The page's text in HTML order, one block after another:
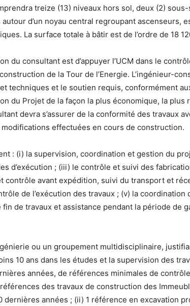
treize (13) niveaux hors sol, deux (2)
d’un noyau central regroupant ascenseurs,
La surface totale à bâtir est de l’ordre de 18
du consultant est d’appuyer l’UCM dans le
de la Tour de l’Energie. L’ingénieur-
techniques et le soutien requis, conformément
du Projet de la façon la plus économique, la plus
devra s’assurer de la conformité des travaux
effectuées en cours de construction.
: (i) la supervision, coordination et gestion du
d’exécution ; (iii) le contrôle et suivi des
contrôle avant expédition, suivi du transport et
de l’exécution des travaux ; (v) la coordination
de travaux et assistance pendant la période de
ou un groupement multidisciplinaire,
10 ans dans les études et la supervision des
années, de références minimales de
des travaux de construction des
dernières années ; (ii) 1 référence en excavation